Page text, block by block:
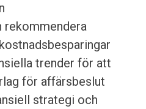
rekommendera
trender för att
för affärsbeslut
strategi och